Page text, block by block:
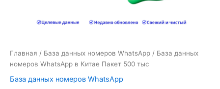
Главная / База данных номеров WhatsApp / База данных
номеров WhatsApp в Китае Пакет 500 тыс
База данных номеров WhatsApp